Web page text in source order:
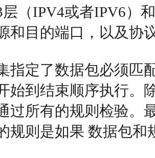
（IPV4或者IPV6）
和目的端口，以及协
指定了数据包必须匹
始到结束顺序执行。
过所有的规则检验。
规则是如果 数据包